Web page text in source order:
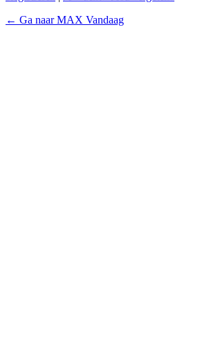
← Ga naar MAX Vandaag